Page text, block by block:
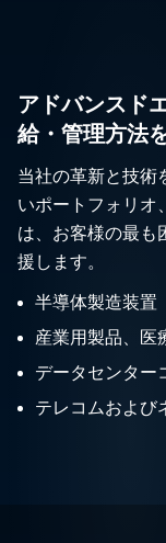
アドバンスド
給・管理方法
当社の革新と技術
いポートフォリオ
は、お客様の最も
援します。
半導体製造装置
産業用製品、医
データセンター
テレコムおよび